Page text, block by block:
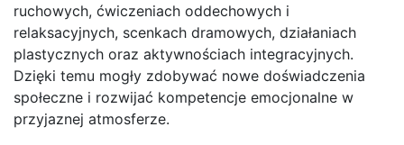
ruchowych, ćwiczeniach oddechowych i
relaksacyjnych, scenkach dramowych, działaniach
plastycznych oraz aktywnościach integracyjnych.
Dzięki temu mogły zdobywać nowe doświadczenia
społeczne i rozwijać kompetencje emocjonalne w
przyjaznej atmosferze.